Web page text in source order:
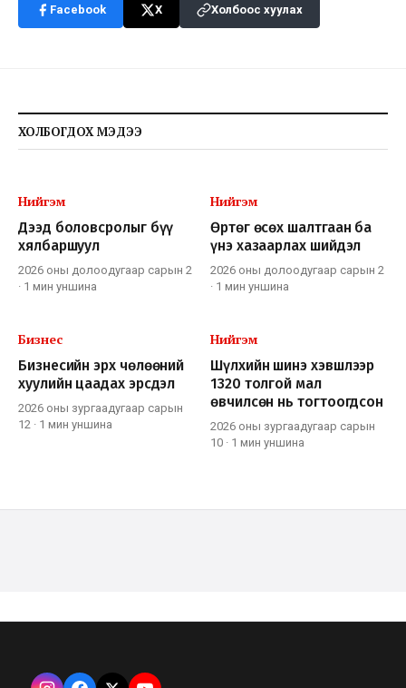
Facebook X Холбоос хуулах
ХОЛБОГДОХ МЭДЭЭ
Нийгэм
Дээд боловсролыг бүү
хялбаршуул
2026 оны долоодугаар сарын 2
· 1 мин уншина
Нийгэм
Өртөг өсөх шалтгаан ба
үнэ хазаарлах шийдэл
2026 оны долоодугаар сарын 2
· 1 мин уншина
Бизнес
Бизнесийн эрх чөлөөний
хуулийн цаадах эрсдэл
2026 оны зургаадугаар сарын
12 · 1 мин уншина
Нийгэм
Шүлхийн шинэ хэвшлээр
1320 толгой мал
өвчилсөн нь тогтоогдсон
2026 оны зургаадугаар сарын
10 · 1 мин уншина